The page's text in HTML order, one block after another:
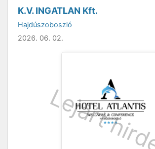
K.V. INGATLAN Kft.
Hajdúszoboszló
2026. 06. 02.